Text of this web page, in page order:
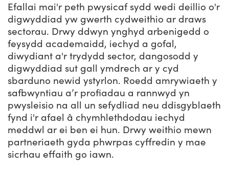
Efallai mai'r peth pwysicaf sydd wedi deillio o'r
digwyddiad yw gwerth cydweithio ar draws
sectorau. Drwy ddwyn ynghyd arbenigedd o
feysydd academaidd, iechyd a gofal,
diwydiant a'r trydydd sector, dangosodd y
digwyddiad sut gall ymdrech ar y cyd
sbarduno newid ystyrlon. Roedd amrywiaeth y
safbwyntiau a’r profiadau a rannwyd yn
pwysleisio na all un sefydliad neu ddisgyblaeth
fynd i'r afael â chymhlethdodau iechyd
meddwl ar ei ben ei hun. Drwy weithio mewn
partneriaeth gyda phwrpas cyffredin y mae
sicrhau effaith go iawn.